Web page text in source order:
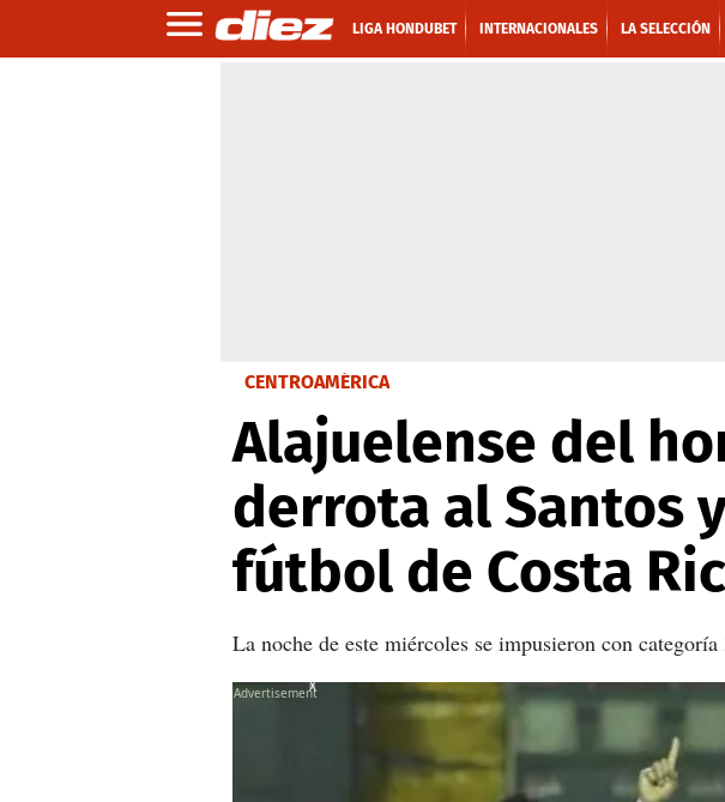
LIGA HONDUBET INTERNACIONALES LA SELECCIÓN
CENTROAMÉRICA
Alajuelense del
derrota al Santos
fútbol de Costa
La noche de este miércoles se impusieron con
X